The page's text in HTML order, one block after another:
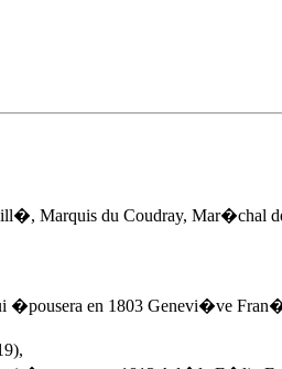
Marquis du Coudray, Mar�chal
�pousera en 1803 Genevi�ve